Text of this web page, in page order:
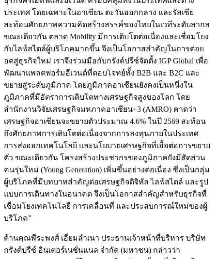
ประเทศ โดยเฉพาะในอาเซียน ตะวันออกกลาง และรัสเซีย
สะท้อนศักยภาพความคิดสร้างสรรค์ของไทยในเวทีระดับสากล
ขณะเดียวกัน ตลาด Mobility มีการเติบโตต่อเนื่องและเชื่อมโยง
กับไลฟ์สไตล์ผู้บริโภคมากขึ้น จึงเป็นโอกาสสำคัญในการต่อย
อดสู่ธุรกิจใหม่ เราจึงร่วมมือกับกรังด์ปรีซ์จัดตั้ง IGP Global เพื่อ
พัฒนาแพลตฟอร์มอีเวนต์ที่ตอบโจทย์ทั้ง B2B และ B2C และ
ขยายสู่ระดับภูมิภาค โดยภูมิภาคอาเซียนยังคงเป็นหนึ่งใน
ภูมิภาคที่มีอัตราการเติบโตทางเศรษฐกิจสูงของโลก โดย
สำนักงานวิจัยเศรษฐกิจมหภาคอาเซียน+3 (AMRO) คาดว่า
เศรษฐกิจอาเซียนจะขยายตัวประมาณ 4.6% ในปี 2569 สะท้อน
ถึงศักยภาพการเติบโตต่อเนื่องจากการลงทุนภายในประเทศ
การส่งออกเทคโนโลยี และนโยบายเศรษฐกิจที่เอื้อต่อการขยาย
ตัว ขณะเดียวกัน โครงสร้างประชากรของภูมิภาคยังมีสัดส่วน
คนรุ่นใหม่ (Young Generation) เพิ่มขึ้นอย่างต่อเนื่อง ซึ่งเป็นกลุ่ม
ผู้บริโภคที่มีบทบาทสำคัญต่อเศรษฐกิจดิจิทัล ไลฟ์สไตล์ และรูป
แบบการเดินทางในอนาคต จึงเป็นโอกาสสำคัญสำหรับธุรกิจที่
เชื่อมโยงเทคโนโลยี การเคลื่อนที่ และประสบการณ์ใหม่ของผู้
บริโภค”
ด้านคุณพีระพงศ์ เอี่ยมลำเนา ประธานเจ้าหน้าที่บริหาร บริษัท
กรังด์ปรีซ์ อินเตอร์เนชั่นแนล จำกัด (มหาชน) กล่าวว่า